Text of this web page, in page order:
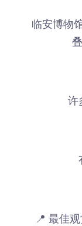
临安博物
许
📍 最佳